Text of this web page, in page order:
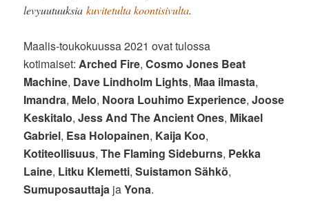
levyuutuuksiakuvitetulta koontisivulta.
Maalis-toukokuussa 2021 ovat tulossa
kotimaiset: Arched Fire,Cosmo Jones Beat
Machine, Dave Lindholm Lights, Maa ilmasta,
Imandra, Melo, Noora Louhimo Experience,Joose
Keskitalo,Jess And The Ancient Ones, Mikael
Gabriel, Esa Holopainen, Kaija Koo,
Kotiteollisuus,The Flaming Sideburns, Pekka
Laine, Litku Klemetti,Suistamon Sähkö,
Sumuposauttaja jaYona.